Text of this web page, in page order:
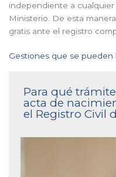
independiente a cualquier
Ministerio. De esta
gratis ante el registro
Gestiones que se pueden
Para qué
acta de
el Registro Civil